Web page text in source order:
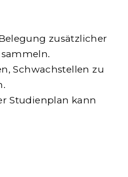
zusätzlicher
Schwachstellen zu
Studienplan kann